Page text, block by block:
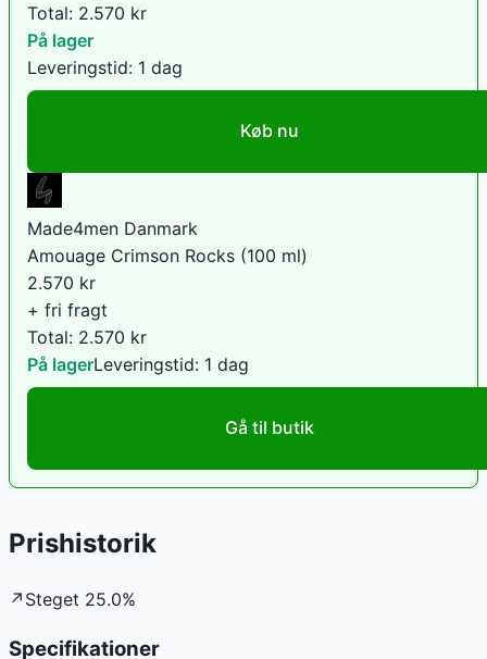
Total: 2.570 kr
På lager
Leveringstid: 1 dag
Køb nu
Made4men Danmark
Amouage Crimson Rocks (100 ml)
2.570 kr
+ fri fragt
Total: 2.570 kr
På lagerLeveringstid: 1 dag
Gå til butik
Prishistorik
↗ Steget 25.0%
Specifikationer